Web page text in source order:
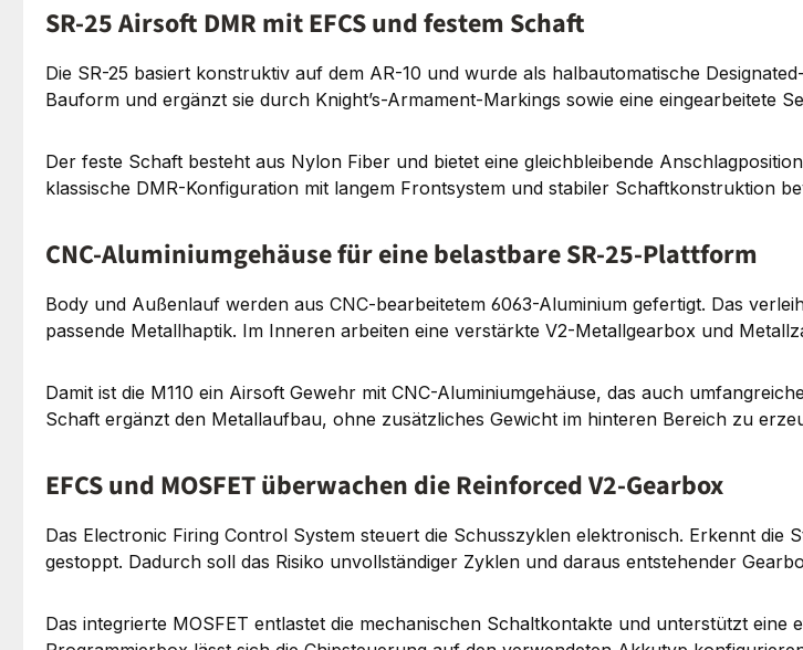
SR-25 Airsoft DMR mit EFCS und festem Schaft
Die SR-25 basiert konstruktiv auf dem AR-10 und wurde als halbautomatische
Bauform und ergänzt sie durch Knight’s-Armament-Markings sowie eine eingearbeitete
Der feste Schaft besteht aus Nylon Fiber und bietet eine gleichbleibende
klassische DMR-Konfiguration mit langem Frontsystem und stabiler Schaftkonstruktion
CNC-Aluminiumgehäuse für eine belastbare SR-25-Plattform
Body und Außenlauf werden aus CNC-bearbeitetem 6063-Aluminium gefertigt. Das
passende Metallhaptik. Im Inneren arbeiten eine verstärkte V2-Metallgearbox und
Damit ist die M110 ein Airsoft Gewehr mit CNC-Aluminiumgehäuse, das auch
Schaft ergänzt den Metallaufbau, ohne zusätzliches Gewicht im hinteren Bereich zu
EFCS und MOSFET überwachen die Reinforced V2-Gearbox
Das Electronic Firing Control System steuert die Schusszyklen elektronisch. Erkennt
gestoppt. Dadurch soll das Risiko unvollständiger Zyklen und daraus entstehender
Das integrierte MOSFET entlastet die mechanischen Schaltkontakte und unterstützt